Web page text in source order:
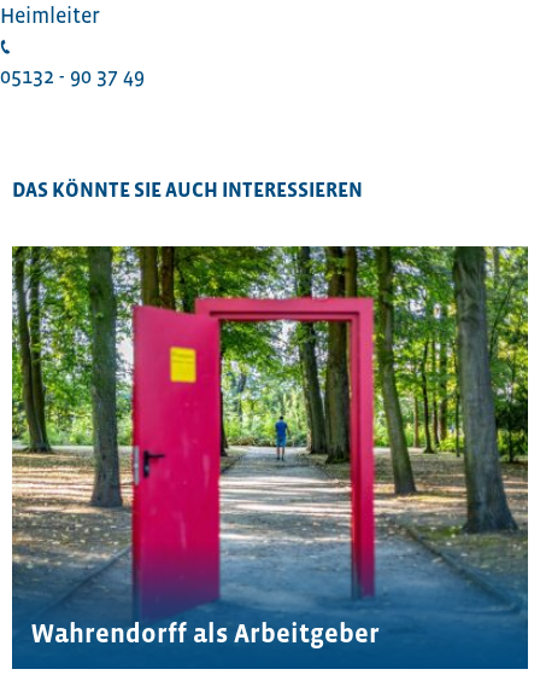
Heimleiter
05132 - 90 37 49
DAS KÖNNTE SIE AUCH INTERESSIEREN
Wahrendorff als Arbeitgeber